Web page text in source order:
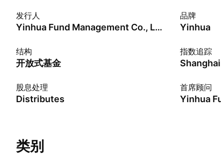
发行人
Yinhua Fund Management Co., Ltd.
品牌
Yinhua
结构
开放式基金
指数追踪
股息处理
Distributes
首席顾问
类别